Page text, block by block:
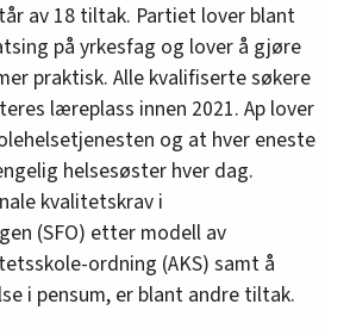
av 18 tiltak. Partiet lover blant
på yrkesfag og lover å gjøre
praktisk. Alle kvalifiserte søkere
læreplass innen 2021. Ap lover
og at hver eneste
helsesøster hver dag.
kvalitetskrav i
(SFO) etter modell av
ordning (AKS) samt å
i pensum, er blant andre tiltak.